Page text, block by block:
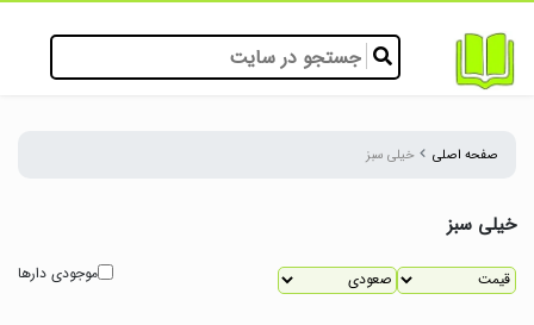
صفحه اصلی خیلی سبز
خیلی سبز
موجودی دارها